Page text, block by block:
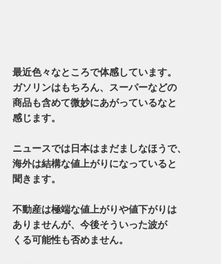
最近色々なところで体感しています。
ガソリンはもちろん、スーパーなどの
商品も含めて微妙にあがっているなと
感じます。
ニュースでは日本はまだましなほうで、
海外は結構な値上がりになっていると
聞きます。
不動産は極端な値上がりや値下がりは
ありませんが、今後そういった波が
くる可能性も否めません。